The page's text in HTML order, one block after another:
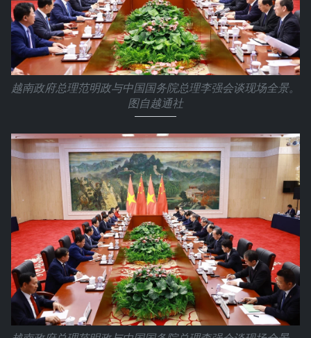
越南政府总理范明政与中国国务院总理李强会谈现场全景。
图自越通社